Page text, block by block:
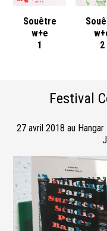
Souêtre
w+e
1
2
Festival
27 avril 2018 au